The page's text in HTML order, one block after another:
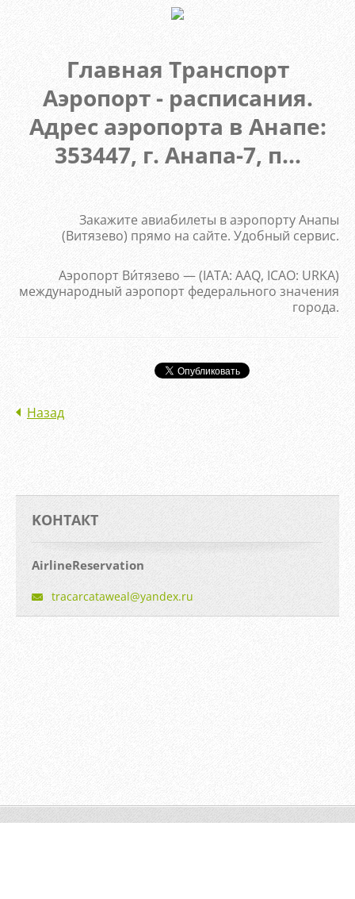
Главная Транспорт
Аэропорт - расписания.
Адрес аэропорта в Анапе:
353447, г. Анапа-7, п...
Закажите авиабилеты в аэропорту Анапы
(Витязево) прямо на сайте. Удобный сервис.
Аэропорт Ви́тязево — (IATA: AAQ, ICAO: URKA)
международный аэропорт федерального значения
города.
Назад
KOНТАКТ
AirlineReservation
tracarcataweal@yandex.ru